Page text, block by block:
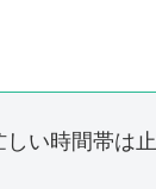
い時間帯は